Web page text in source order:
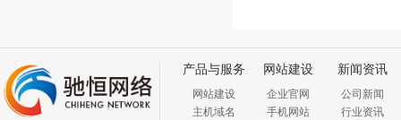
产品与服务
网站建设
主机域名
网站建设
企业官网
手机网站
新闻资讯
公司新闻
行业资讯